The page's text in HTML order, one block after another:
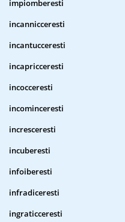
impiomberesti
incannicceresti
incantucceresti
incapricceresti
incocceresti
incominceresti
incresceresti
incuberesti
infoiberesti
infradiceresti
ingraticceresti